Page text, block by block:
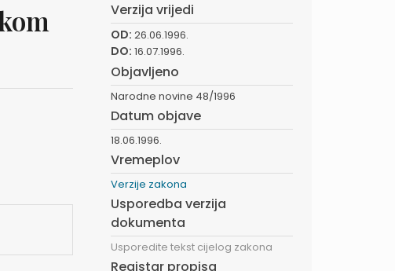
Verzija vrijedi
OD: 26.06.1996.
DO: 16.07.1996.
Objavljeno
Narodne novine 48/1996
Datum objave
18.06.1996.
Vremeplov
Verzije zakona
Usporedba verzija
dokumenta
Usporedite tekst cijelog zakona
Registar propisa